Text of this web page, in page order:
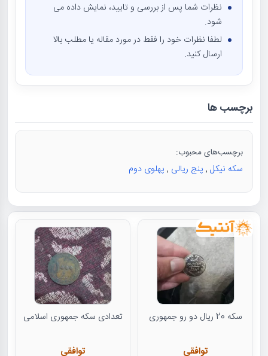
نظرات شما پس از بررسی و تایید، نمایش داده می
شود.
لطفا نظرات خود را فقط در مورد مقاله یا مطلب بالا
ارسال کنید.
برچسب ها
برچسب‌های محبوب:
سکه نیکل , پنج ریالی , پهلوی دوم
سکه 20 ریال دو رو جمهوری
توافقی
تعدادی سکه جمهوری اسلامی
توافقی